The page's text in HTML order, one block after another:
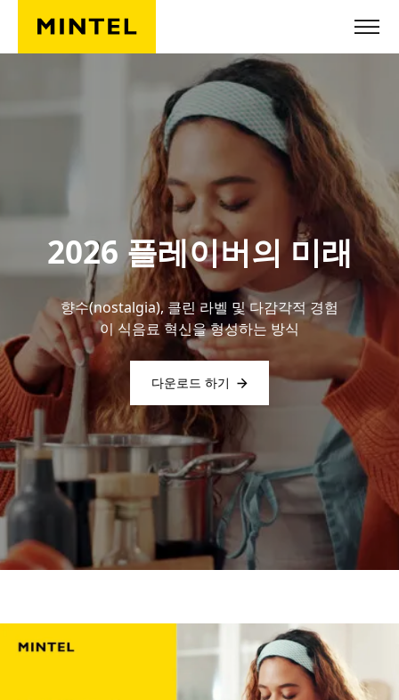
Skip to main content
2026 플레이버의 미래
향수(nostalgia), 클린 라벨 및 다감각적 경험
이 식음료 혁신을 형성하는 방식
다운로드 하기